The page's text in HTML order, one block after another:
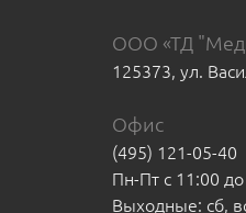
ООО «ТД
125373, ул.
Офис
(495) 121-05-40
Пн-Пт с 11:00
Выходные: сб,